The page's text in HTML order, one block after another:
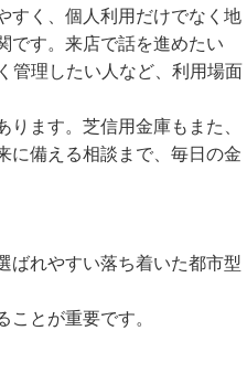
すく、個人利用だけでなく地
です。来店で話を進めたい
管理したい人など、利用場面
ます。芝信用金庫もまた、
に備える相談まで、毎日の金
ばれやすい落ち着いた都市型
とが重要です。